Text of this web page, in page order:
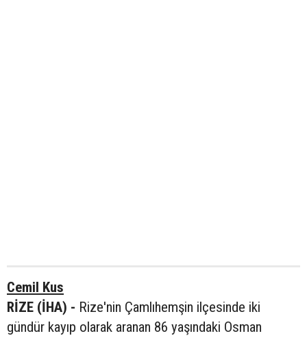
Cemil Kus
RİZE (İHA) - Rize'nin Çamlıhemşin ilçesinde iki
gündür kayıp olarak aranan 86 yaşındaki Osman